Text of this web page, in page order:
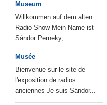
Museum
Willkommen auf dem alten
Radio-Show Mein Name ist
Sándor Perneky,...
Musée
Bienvenue sur le site de
l'exposition de radios
anciennes Je suis Sándor...